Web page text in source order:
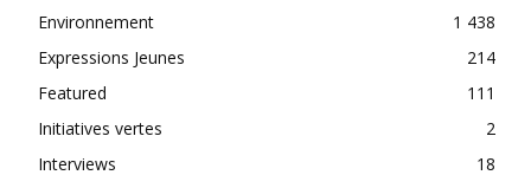
Environnement
1 438
Expressions Jeunes
214
Featured
111
Initiatives vertes
2
Interviews
18